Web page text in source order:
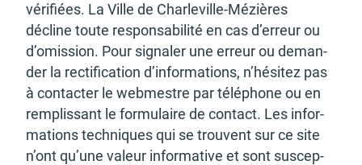
Demande de panneaux
électroniques
Offres d'emploi
Pré-déclarer un sinistre Mon logement sécurisé
véri­fiées. La Ville de Char­le­ville-Mézières
décline toute respon­sa­bi­lité en cas d’er­reur ou
d’omis­sion. Pour signa­ler une erreur ou deman­
der la recti­fi­ca­tion d’in­for­ma­tions, n’hé­si­tez pas
à contac­ter le webmestre par télé­phone ou en
remplis­sant le formu­laire de contact. Les infor­
ma­tions tech­niques qui se trouvent sur ce site
n’ont qu’une valeur infor­ma­tive et sont suscep­